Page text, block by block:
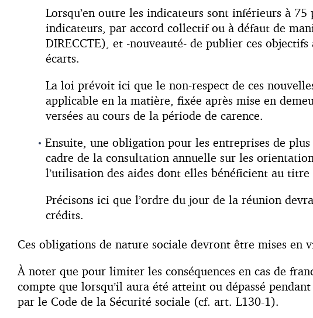
Lorsqu’en outre les indicateurs sont inférieurs à
indicateurs, par accord collectif ou à défaut de
DIRECCTE), et -nouveauté- de publier ces
écarts.
La loi prévoit ici que le non-respect de ces
applicable en la matière, fixée après mise en
versées au cours de la période de carence.
Ensuite, une obligation pour les entreprises de
cadre de la consultation annuelle sur les
l’utilisation des aides dont elles bénéficient au
Précisons ici que l’ordre du jour de la réunion
crédits.
Ces obligations de nature sociale devront être mises en
À noter que pour limiter les conséquences en cas de
compte que lorsqu’il aura été atteint ou dépassé
par le Code de la Sécurité sociale (cf. art. L130-1).